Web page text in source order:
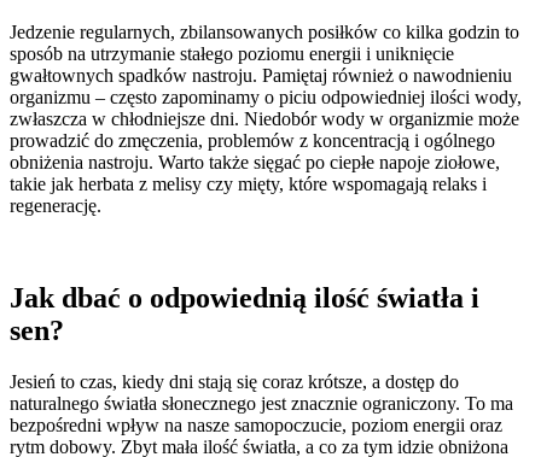
Jedzenie regularnych, zbilansowanych posiłków co kilka godzin to
sposób na utrzymanie stałego poziomu energii i uniknięcie
gwałtownych spadków nastroju. Pamiętaj również o nawodnieniu
organizmu – często zapominamy o piciu odpowiedniej ilości wody,
zwłaszcza w chłodniejsze dni. Niedobór wody w organizmie może
prowadzić do zmęczenia, problemów z koncentracją i ogólnego
obniżenia nastroju. Warto także sięgać po ciepłe napoje ziołowe,
takie jak herbata z melisy czy mięty, które wspomagają relaks i
regenerację.
Jak dbać o odpowiednią ilość światła i
sen?
Jesień to czas, kiedy dni stają się coraz krótsze, a dostęp do
naturalnego światła słonecznego jest znacznie ograniczony. To ma
bezpośredni wpływ na nasze samopoczucie, poziom energii oraz
rytm dobowy. Zbyt mała ilość światła, a co za tym idzie obniżona